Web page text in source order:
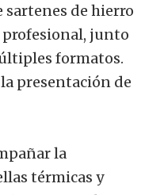
de hierro
junto
formatos.
presentación de
la
térmicas y